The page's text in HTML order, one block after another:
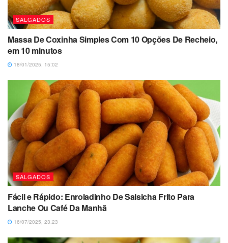
SALGADOS
Massa De Coxinha Simples Com 10 Opções De Recheio,
em 10 minutos
18/01/2025, 15:02
SALGADOS
Fácil e Rápido: Enroladinho De Salsicha Frito Para
Lanche Ou Café Da Manhã
16/07/2025, 23:23